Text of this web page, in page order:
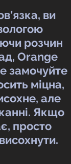
ви
розчин
Orange
замочуйте
міцна,
але
Якщо
просто